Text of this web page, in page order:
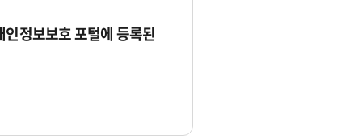
정보보호 포털에 등록된